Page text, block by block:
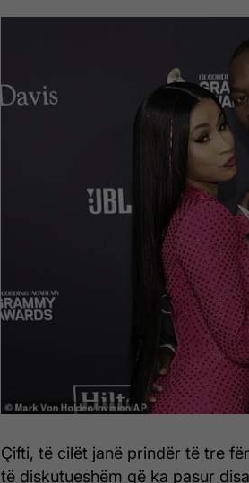
Çifti, të cilët janë prindër të tre
të diskutueshëm që ka pasur